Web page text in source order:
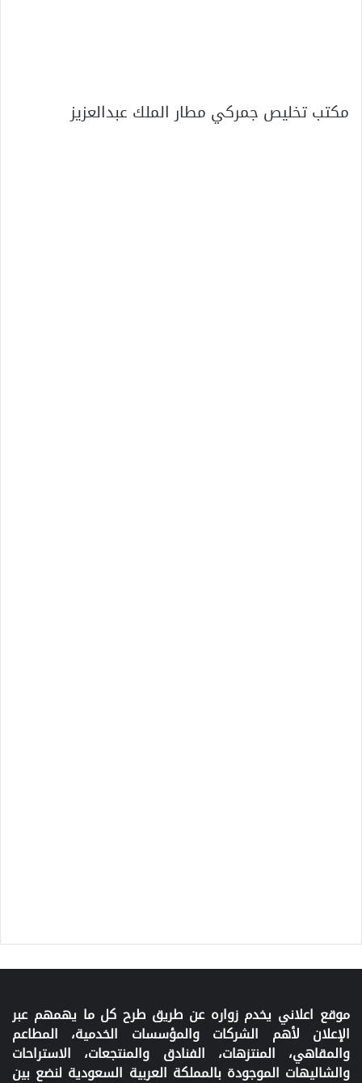
مكتب تخليص جمركي مطار الملك عبدالعزيز
موقع اعلاني يخدم زواره عن طريق طرح كل ما يهمهم عبر
الإعلان لأهم الشركات والمؤسسات الخدمية، المطاعم
والمقاهي، المنتزهات، الفنادق والمنتجعات، الاستراحات
والشاليهات الموجودة بالمملكة العربية السعودية لنضع بين